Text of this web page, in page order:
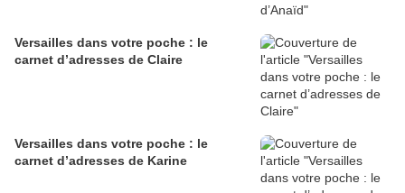
Versailles dans votre poche : le
carnet d’adresses de Claire
Versailles dans votre poche : le
carnet d’adresses de Karine